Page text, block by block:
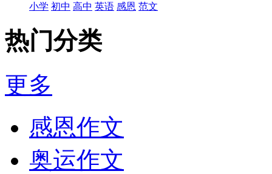
小学 初中 高中 英语 感恩 范文
热门分类
更多
感恩作文
奥运作文